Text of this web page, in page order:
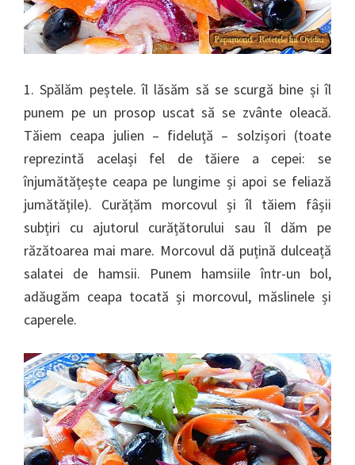
1. Spălăm peștele. îl lăsăm să se scurgă bine și îl
punem pe un prosop uscat să se zvânte oleacă.
Tăiem ceapa julien – fideluță – solzișori (toate
reprezintă același fel de tăiere a cepei: se
înjumătățește ceapa pe lungime și apoi se feliază
jumătățile). Curățăm morcovul și îl tăiem fâșii
subțiri cu ajutorul curățătorului sau îl dăm pe
răzătoarea mai mare. Morcovul dă puțină dulceață
salatei de hamsii. Punem hamsiile într-un bol,
adăugăm ceapa tocată și morcovul, măslinele și
caperele.